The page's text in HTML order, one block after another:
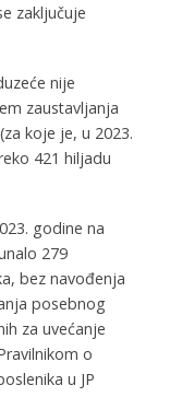
zaključuje
nije
zaustavljanja
koje je, u 2023.
421 hiljadu
godine na
279
bez navođenja
posebnog
za uvećanje
o
u JP